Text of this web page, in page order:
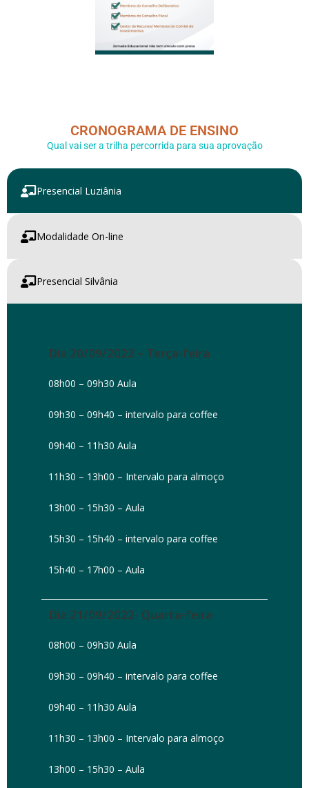
CRONOGRAMA DE ENSINO
Qual vai ser a trilha percorrida para sua aprovação
Presencial Luziânia
Modalidade On-line
Presencial Silvânia
Dia 20/09/2022 – Terça-feira
08h00 – 09h30 Aula
09h30 – 09h40 – intervalo para coffee
09h40 – 11h30 Aula
11h30 – 13h00 – Intervalo para almoço
13h00 – 15h30 – Aula
15h30 – 15h40 – intervalo para coffee
15h40 – 17h00 – Aula
Dia 21/09/2022- Quarta-feira
08h00 – 09h30 Aula
09h30 – 09h40 – intervalo para coffee
09h40 – 11h30 Aula
11h30 – 13h00 – Intervalo para almoço
13h00 – 15h30 – Aula